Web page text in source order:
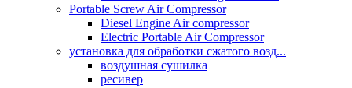
Portable Screw Air Compressor
Diesel Engine Air compressor
Electric Portable Air Compressor
установка для обработки сжатого возд...
воздушная сушилка
ресивер